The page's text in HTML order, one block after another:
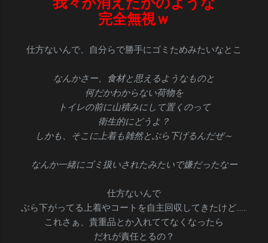
完全無視ｗ
仕方ないんで、自分らで勝手にゴミためみたいなとこ
なんかさー、食材と思えるようなものと
何だかわからない荷物を
トイレの前に山積みにして置くのって
衛生的にどうよ？
しかも、そこに上着も雑然とぶら下げるんだぜ～
なんか一緒にゴミ扱いされたみたいで嫌だったなー
仕方ないんで
ぶら下がってる上着やコートを自主回収してきたけど……
これさぁ、貴重品とか入れててなくなったら
だれが責任とるの？